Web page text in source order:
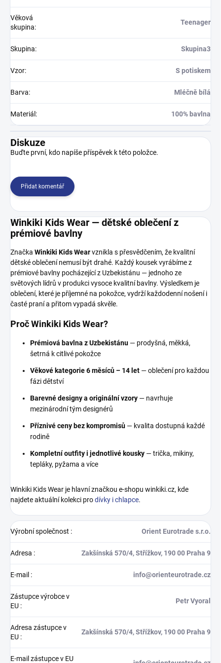
Věková
skupina:
Teenager
Skupina: Skupina3
Vzor: S potiskem
Barva: Mléčně bílá
Materiál : 100% bavlna
Diskuze
Buďte první, kdo napíše příspěvek k této položce.
Přidat komentář
Winkiki Kids Wear — dětské oblečení z
prémiové bavlny
Značka Winkiki Kids Wearvznikla s přesvědčením, že kvalitní
dětské oblečení nemusí být drahé. Každý kousek vyrábíme z
prémiové bavlny pocházející z Uzbekistánu — jednoho ze
světových lídrů v produkci vysoce kvalitní bavlny. Výsledkem je
oblečení, které je příjemné na pokožce, vydrží každodenní nošení i
časté praní a přitom vypadá skvěle.
Proč Winkiki Kids Wear?
Prémiová bavlna z Uzbekistánu — prodyšná, měkká,
šetrná k citlivé pokožce
Věkové kategorie 6 měsíců – 14 let — oblečení pro každou
fázi dětství
Barevné designy a originální vzory — navrhuje
mezinárodní tým designérů
Příznivé ceny bez kompromisů — kvalita dostupná každé
rodině
Kompletní outfity i jednotlivé kousky — trička, mikiny,
tepláky, pyžama a více
Winkiki Kids Wear je hlavní značkou e-shopu winkiki.cz, kde
najdete aktuální kolekci prodívky i chlapce.
Výrobní společnost : Orient Eurotrade s.r.o.
Adresa : Zakšínská 570/4, Střížkov, 190 00 Praha 9
E-mail : info@orienteurotrade.cz
Zástupce výrobce v
EU :
Petr Vyoral
Adresa zástupce v
EU :
Zakšínská 570/4, Střížkov, 190 00 Praha 9
E-mail zástupce v EU